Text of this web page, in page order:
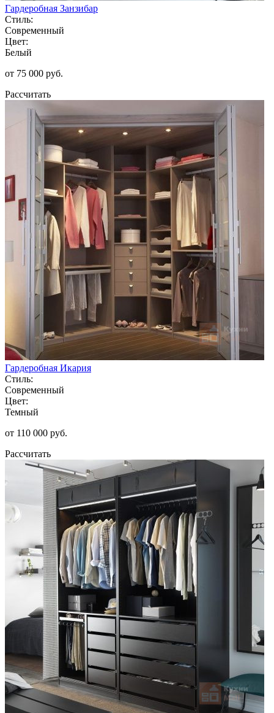
Гардеробная Занзибар
Стиль:
Современный
Цвет:
Белый
от 75 000 руб.
Рассчитать
Гардеробная Икария
Стиль:
Современный
Цвет:
Темный
от 110 000 руб.
Рассчитать